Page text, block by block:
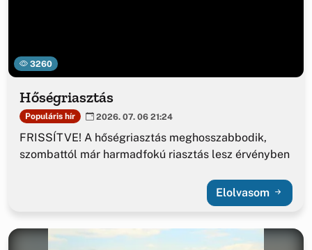
3260
Hőségriasztás
Populáris hír 2026. 07. 06 21:24
FRISSÍTVE! A hőségriasztás meghosszabbodik,
szombattól már harmadfokú riasztás lesz érvényben
Elolvasom